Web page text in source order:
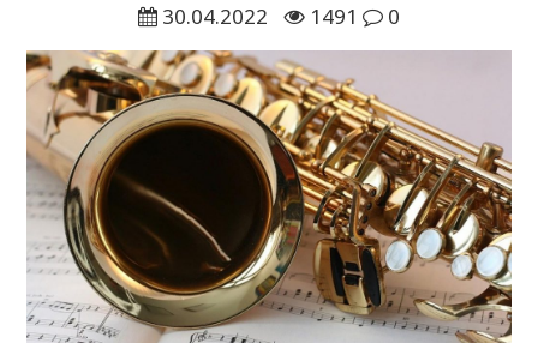
30.04.2022
1491 0